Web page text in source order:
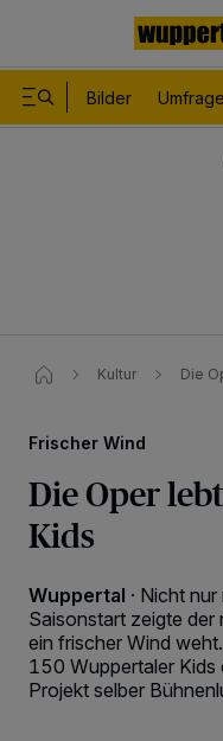
Bilder Umfrage
Kultur Die
Frischer Wind
Die Oper
Kids
Wuppertal · Nicht nur
Saisonstart zeigte der
ein frischer Wind
150 Wuppertaler Kids
Projekt selber